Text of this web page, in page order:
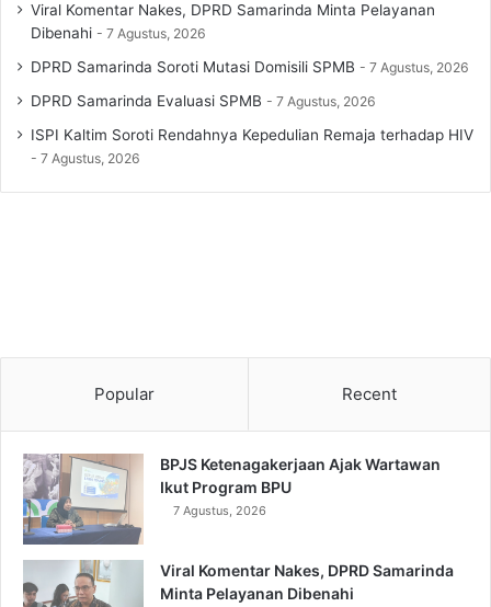
Viral Komentar Nakes, DPRD Samarinda Minta Pelayanan
Dibenahi
7 Agustus, 2026
DPRD Samarinda Soroti Mutasi Domisili SPMB 7 Agustus, 2026
DPRD Samarinda Evaluasi SPMB 7 Agustus, 2026
ISPI Kaltim Soroti Rendahnya Kepedulian Remaja terhadap HIV
7 Agustus, 2026
Popular Recent
BPJS Ketenagakerjaan Ajak Wartawan
Ikut Program BPU
7 Agustus, 2026
Viral Komentar Nakes, DPRD Samarinda
Minta Pelayanan Dibenahi